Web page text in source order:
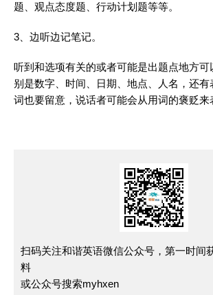
题、观点态度题、行动计划题等等。
3、边听边记笔记。
听到和选项有关的或者可能是出题点地方
别是数字、时间、日期、地点、人名，还有
词也要留意，说话者可能会从用词的褒贬来
扫码关注和谐英语微信公众号，第一时间
料
或公众号搜索myhxen